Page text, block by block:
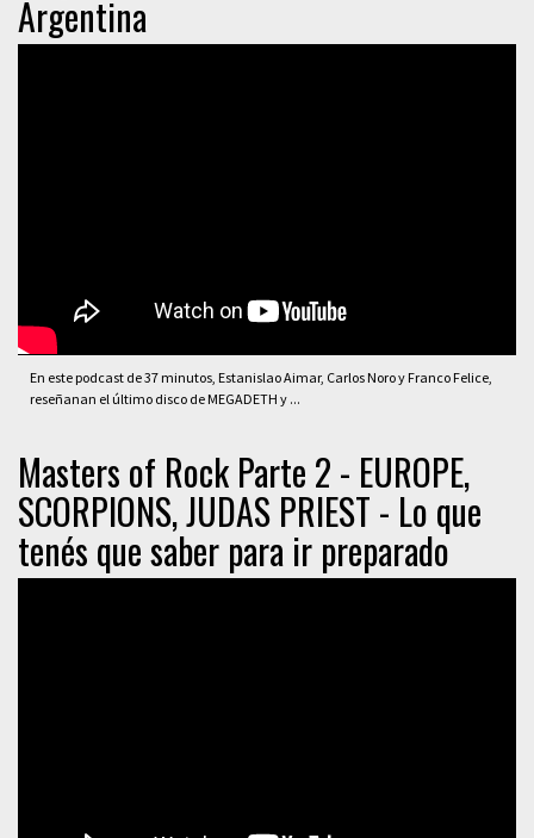
Argentina
En este podcast de 37 minutos, Estanislao Aimar, Carlos Noro y Franco Felice,
reseñanan el último disco de MEGADETH y ...
Masters of Rock Parte 2 - EUROPE,
SCORPIONS, JUDAS PRIEST - Lo que
tenés que saber para ir preparado